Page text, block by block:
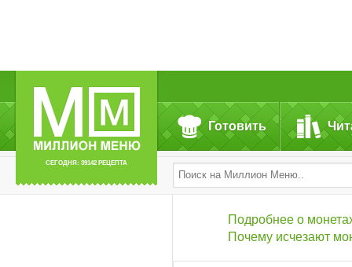
СЕГОДНЯ: 39142 РЕЦЕПТА
Готовить
Подробнее о
Почему исчезают